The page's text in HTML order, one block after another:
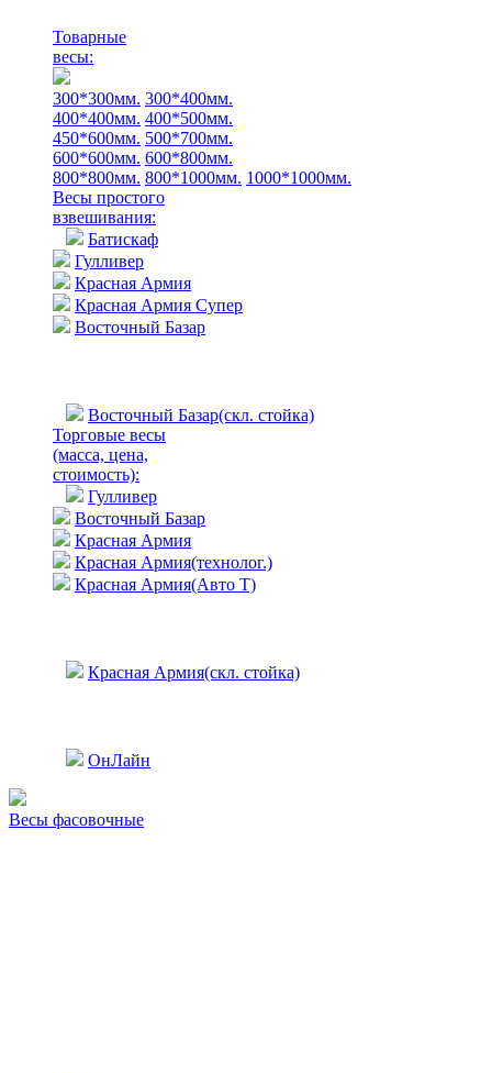
Товарные
весы:
300*300мм. 300*400мм.
400*400мм. 400*500мм.
450*600мм. 500*700мм.
600*600мм. 600*800мм.
800*800мм. 800*1000мм. 1000*1000мм.
Весы простого
взвешивания:
Батискаф
Гулливер
Красная Армия
Красная Армия Супер
Восточный Базар
Восточный Базар(скл. стойка)
Торговые весы
(масса, цена,
стоимость):
Гулливер
Восточный Базар
Красная Армия
Красная Армия(технолог.)
Красная Армия(Авто Т)
Красная Армия(скл. стойка)
ОнЛайн
Весы фасовочные